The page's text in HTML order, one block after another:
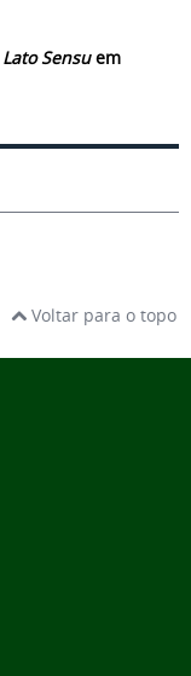
Lato Sensuem
Voltar para o topo